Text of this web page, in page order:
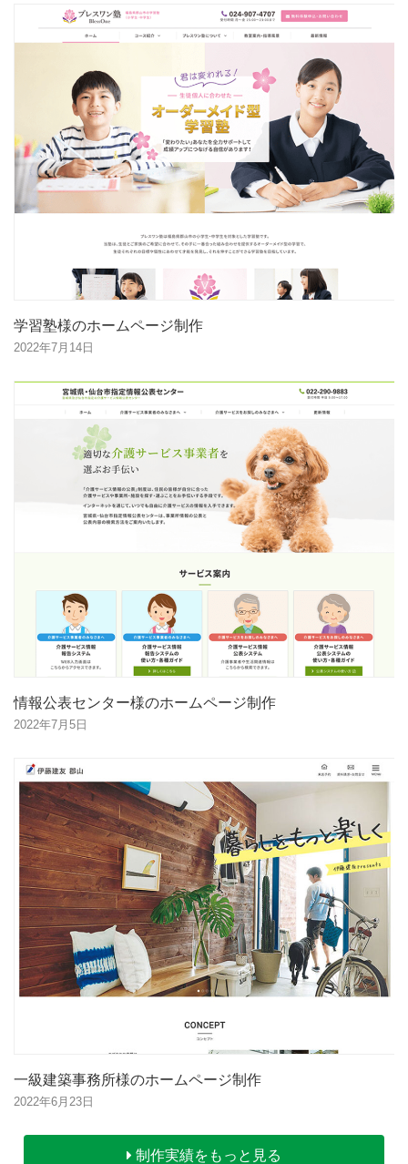
学習塾様のホームページ制作
2022年7月14日
情報公表センター様のホームページ制作
2022年7月5日
一級建築事務所様のホームページ制作
2022年6月23日
制作実績をもっと見る